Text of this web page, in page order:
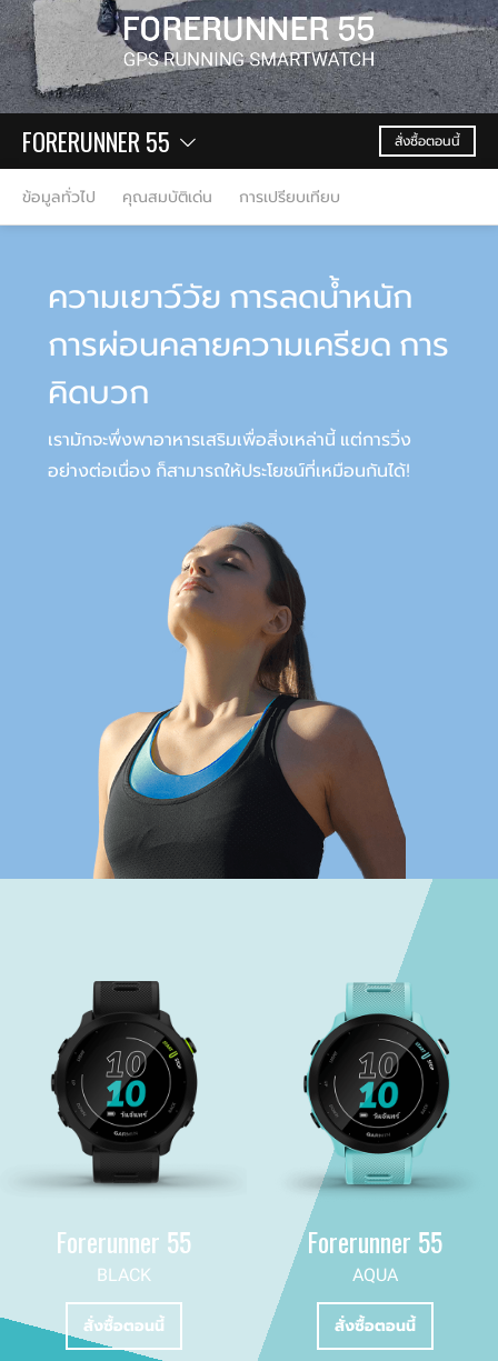
FORERUNNER 55 สั่งซื้อตอนนี้
ข้อมูลทั่วไป คุณสมบัติเด่น การเปรียบเทียบ
ความเยาว์วัย การลดน้ำหนัก
การผ่อนคลายความเครียด การ
คิดบวก
เรามักจะพึ่งพาอาหารเสริมเพื่อสิ่งเหล่านี้ แต่การวิ่ง
อย่างต่อเนื่อง ก็สามารถให้ประโยชน์ที่เหมือนกันได้!
Forerunner 55
BLACK
สั่งซื้อตอนนี้
Forerunner 55
AQUA
สั่งซื้อตอนนี้